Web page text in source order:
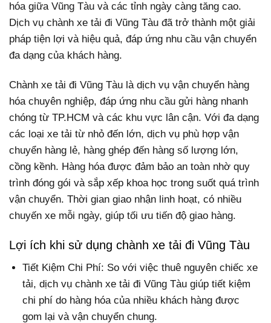
hóa giữa Vũng Tàu và các tỉnh ngày càng tăng cao.
Dịch vụ chành xe tải đi Vũng Tàu đã trở thành một giải
pháp tiện lợi và hiệu quả, đáp ứng nhu cầu vận chuyển
đa dạng của khách hàng.
Chành xe tải đi Vũng Tàu là dịch vụ vận chuyển hàng
hóa chuyên nghiệp, đáp ứng nhu cầu gửi hàng nhanh
chóng từ TP.HCM và các khu vực lân cận. Với đa dạng
các loại xe tải từ nhỏ đến lớn, dịch vụ phù hợp vận
chuyển hàng lẻ, hàng ghép đến hàng số lượng lớn,
cồng kềnh. Hàng hóa được đảm bảo an toàn nhờ quy
trình đóng gói và sắp xếp khoa học trong suốt quá trình
vận chuyển. Thời gian giao nhận linh hoạt, có nhiều
chuyến xe mỗi ngày, giúp tối ưu tiến độ giao hàng.
Lợi ích khi sử dụng chành xe tải đi Vũng Tàu
Tiết Kiệm Chi Phí: So với việc thuê nguyên chiếc xe
tải, dịch vụ chành xe tải đi Vũng Tàu giúp tiết kiệm
chi phí do hàng hóa của nhiều khách hàng được
gom lại và vận chuyển chung.